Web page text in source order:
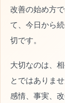
改善の始め方
て、今日から
切です。
大切なのは、
とではありま
感情、事実、